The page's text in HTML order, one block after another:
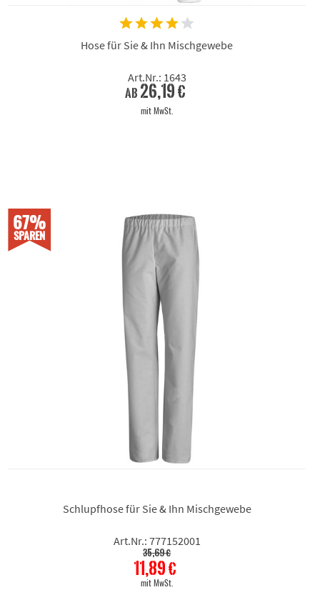
Hose für Sie & Ihn Mischgewebe
Art.Nr.: 1643
ab 26,19 €
mit MwSt.
67%
SPAREN
Schlupfhose für Sie & Ihn Mischgewebe
Art.Nr.: 777152001
35,69 €
11,89 €
mit MwSt.